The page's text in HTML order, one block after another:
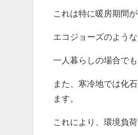
これは特に暖房期間
エコジョーズのよう
一人暮らしの場合で
また、寒冷地では化
ます。
これにより、環境負